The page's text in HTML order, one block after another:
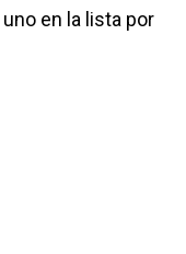
en la lista por